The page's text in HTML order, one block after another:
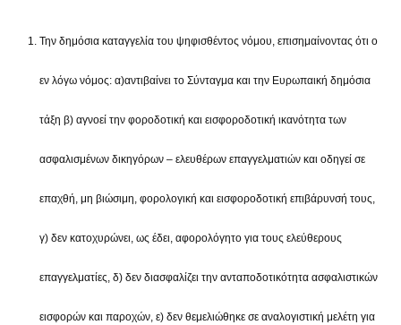
Την δημόσια καταγγελία του ψηφισθέντος νόμου, επισημαίνοντας ότι ο
εν λόγω νόμος: α)αντιβαίνει το Σύνταγμα και την Ευρωπαική δημόσια
τάξη β) αγνοεί την φοροδοτική και εισφοροδοτική ικανότητα των
ασφαλισμένων δικηγόρων – ελευθέρων επαγγελματιών και οδηγεί σε
επαχθή, μη βιώσιμη, φορολογική και εισφοροδοτική επιβάρυνσή τους,
γ) δεν κατοχυρώνει, ως έδει, αφορολόγητο για τους ελεύθερους
επαγγελματίες, δ) δεν διασφαλίζει την ανταποδοτικότητα ασφαλιστικών
εισφορών και παροχών, ε) δεν θεμελιώθηκε σε αναλογιστική μελέτη για